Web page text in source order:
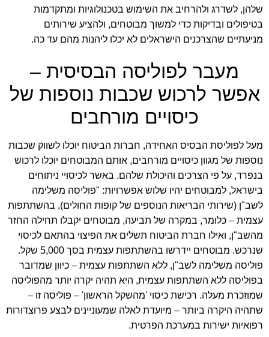
שלהן, לשדרג ולהרחיב את השימוש בטכנולוגיות ומתקדמות
בטיפולים ובדיקות כדי למשוך מבוטחים, ולהציע שירותים
מניעתיים שהצרכנים הישראלים לא יכלו ליהנות מהם עד כה.
מעבר לפוליסה הבסיסית –
אפשר לרכוש שכבות נוספות של
כיסויים מורחבים
מעל לפוליסת הבסיס האחידה, חברות הביטוח יוכלו לשווק שכבות
נוספות של מגוון כיסויים מורחבים, אותם המבוטחים יוכלו לרכוש
בנפרד, על פי הצרכים והיכולת שלהם. באשר לכיסויי ניתוחים
בישראל, למבוטחים יהיו שלוש אפשרויות: "פוליסה משלימה
לשב"ן (שירותי הבריאות הנוספים של קופות החולים), בהשתתפות
עצמית – כלומר, במקרה של תביעה, מבוטחים יקבלו תחילה החזר
מהשב"ן, ואילו חברת הביטוח תשלים את הפיצוי בהתאם לכיסוי
שנרכש. מבוטחים יידרשו בהשתתפות עצמית בסך 5,000 שקל.
פוליסה משלימה לשב"ן, ללא השתתפות עצמית – כיוון שמדובר
בפוליסה ללא השתתפות עצמית, היא תהיה יקרה יותר מהפוליסה
שמוזכרת מעלה. רכישת כיסוי 'מהשקל הראשון' – פוליסה זו –
שתהיה היקרה ביותר – מיועדת לאלה שמעוניינים לבצע פרוצדורות
רפואיות ישירות במערכת הפרטית.